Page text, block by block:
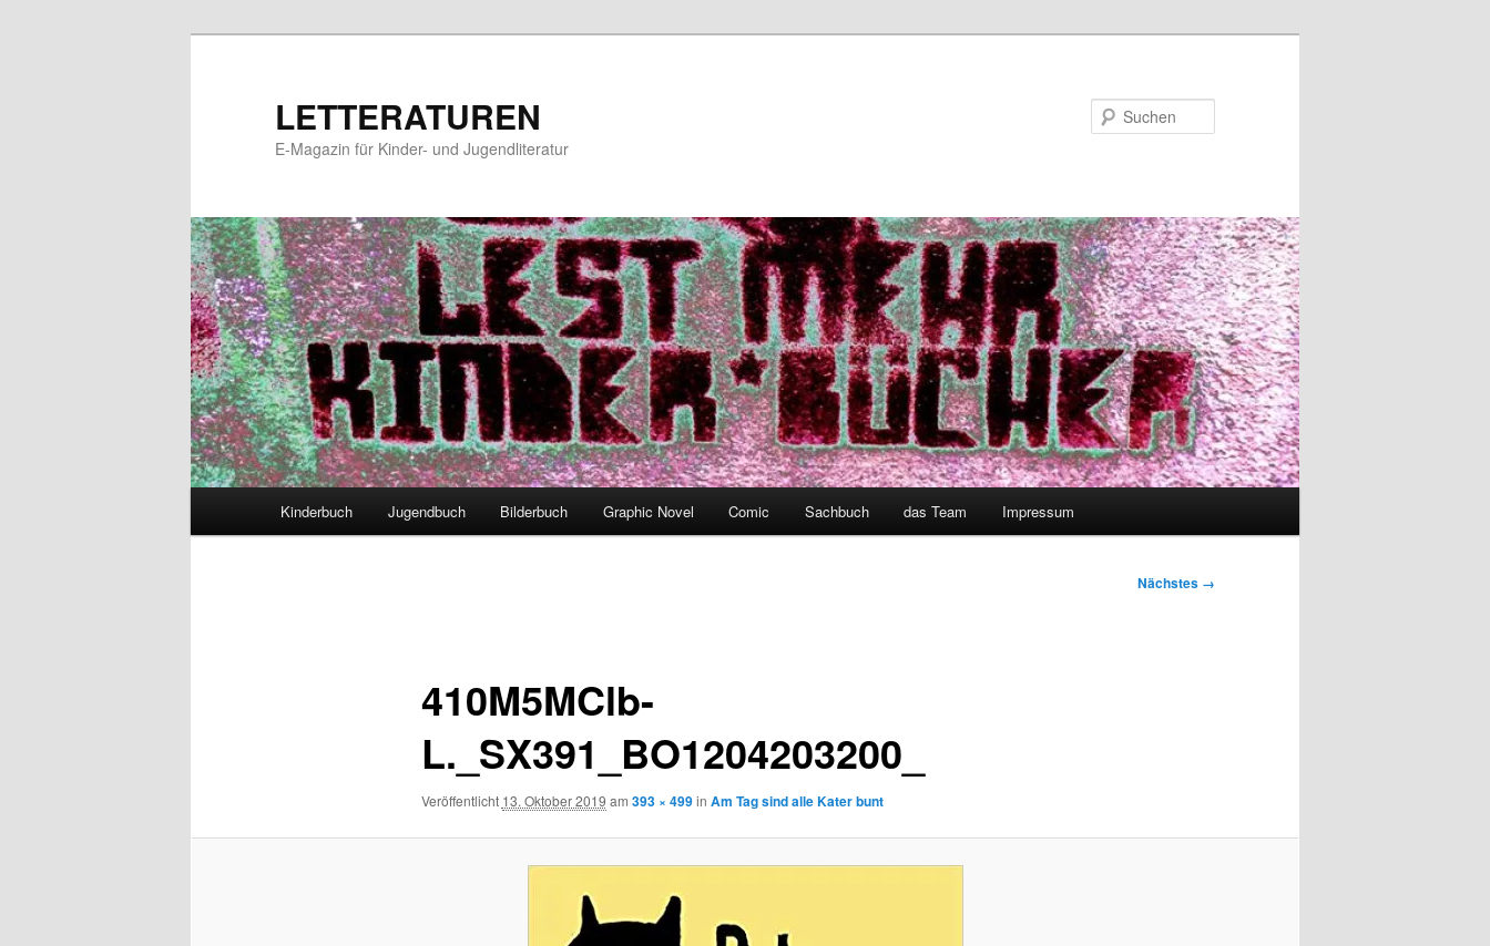
LETTERATUREN
E-Magazin für Kinder- und Jugendliteratur
Kinderbuch Jugendbuch Bilderbuch Graphic Novel Comic Sachbuch das Team Impressum
Nächstes →
410M5MClb-
L._SX391_BO1204203200_
Veröffentlicht 13. Oktober 2019 am 393 × 499in Am Tag sind alle Kater bunt